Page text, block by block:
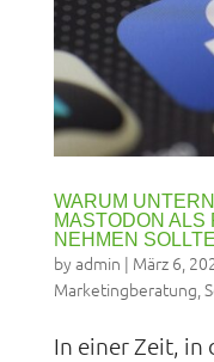
WARUM
MASTODON
NEHMEN
byadmin | März 6,
Marketingberatung,
In einer Zeit, in